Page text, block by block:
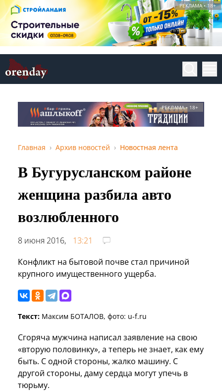
РЕКЛАМА • 18+
РЕКЛАМА • 18+
Главная Архив новостей Новостная лента
В Бугурусланском районе
женщина разбила авто
возлюбленного
8 июня 2016,
13:21
Конфликт на бытовой почве стал причиной
крупного имущественного ущерба.
Текст: Максим БОТАЛОВ, фото: u-f.ru
Сгоряча мужчина написал заявление на свою
«вторую половинку», а теперь не знает, как ему
быть. С одной стороны, жалко машину. С
другой стороны, даму сердца могут упечь в
тюрьму.